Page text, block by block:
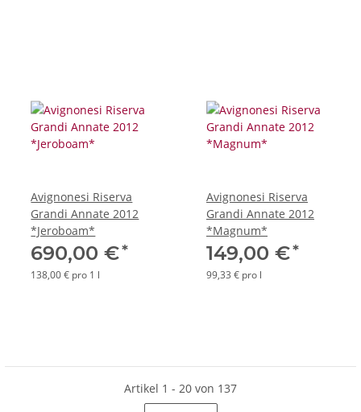
Avignonesi Riserva
Grandi Annate 2012
*Jeroboam*
690,00 €*
138,00 € pro 1 l
Avignonesi Riserva
Grandi Annate 2012
*Magnum*
149,00 €*
99,33 € pro l
Artikel 1 - 20 von 137